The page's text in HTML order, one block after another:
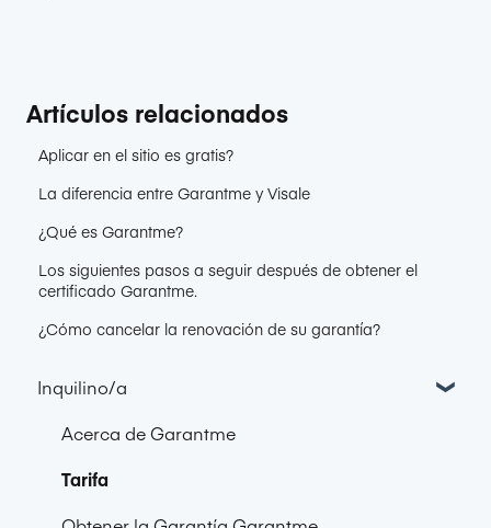
Artículos relacionados
Aplicar en el sitio es gratis?
La diferencia entre Garantme y Visale
¿Qué es Garantme?
Los siguientes pasos a seguir después de obtener el
certificado Garantme.
¿Cómo cancelar la renovación de su garantía?
Inquilino/a
Acerca de Garantme
Tarifa